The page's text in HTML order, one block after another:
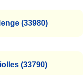
(33980)
(33790)